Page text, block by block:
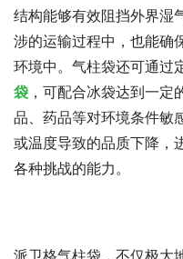
结构能够有效阻挡外界湿
涉的运输过程中，也能确
环境中。气柱袋还可通过
袋 ，可配合冰袋达到一
品、药品等对环境条件敏
或温度导致的品质下降，
各种挑战的能力。
派卫格气柱袋，不仅极大